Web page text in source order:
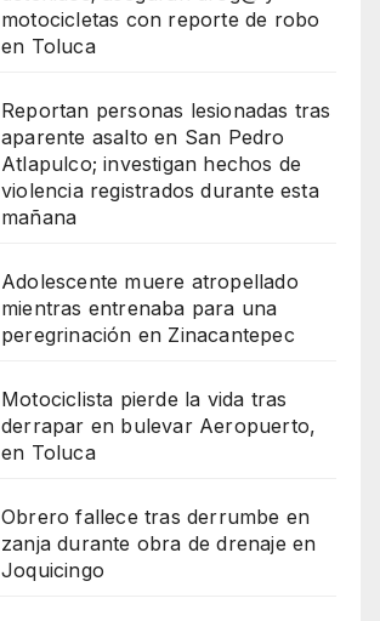
motocicletas con reporte de robo
en Toluca
Reportan personas lesionadas tras
aparente asalto en San Pedro
Atlapulco; investigan hechos de
violencia registrados durante esta
mañana
Adolescente muere atropellado
mientras entrenaba para una
peregrinación en Zinacantepec
Motociclista pierde la vida tras
derrapar en bulevar Aeropuerto,
en Toluca
Obrero fallece tras derrumbe en
zanja durante obra de drenaje en
Joquicingo